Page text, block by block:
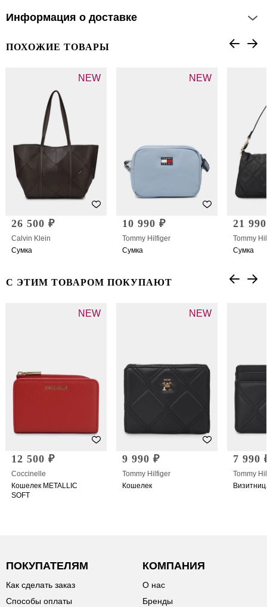
Информация о доставке
ПОХОЖИЕ ТОВАРЫ
NEW
26 500 ₽
Calvin Klein
Сумка
NEW
10 990 ₽
Tommy Hilfiger
Сумка
21
Tommy
Сумка
С ЭТИМ ТОВАРОМ ПОКУПАЮТ
NEW
12 500 ₽
Coccinelle
Кошелек METALLIC
SOFT
NEW
9 990 ₽
Tommy Hilfiger
Кошелек
7 990
Tommy
ПОКУПАТЕЛЯМ
Как сделать заказ
Способы оплаты
КОМПАНИЯ
О нас
Бренды